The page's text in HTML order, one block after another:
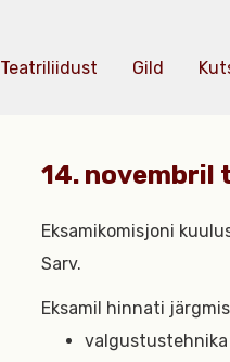
Teatriliidust Gild
14. novembril
Eksamikomisjoni
Sarv.
Eksamil hinnati